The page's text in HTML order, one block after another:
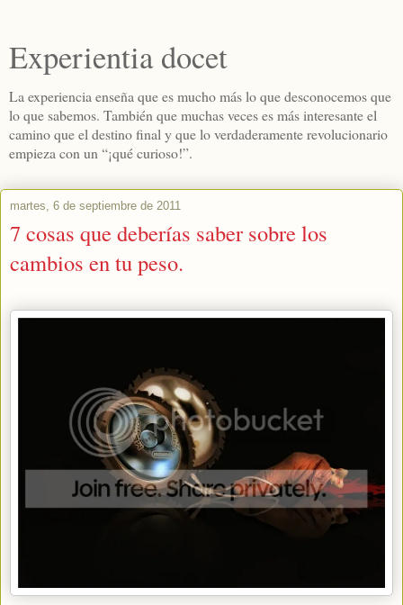
Experientia docet
La experiencia enseña que es mucho más lo que desconocemos que
lo que sabemos. También que muchas veces es más interesante el
camino que el destino final y que lo verdaderamente revolucionario
empieza con un “¡qué curioso!”.
martes, 6 de septiembre de 2011
7 cosas que deberías saber sobre los
cambios en tu peso.